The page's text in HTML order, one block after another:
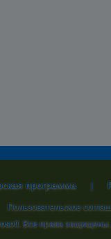
программа |
Пользовательское
. Все права защищены